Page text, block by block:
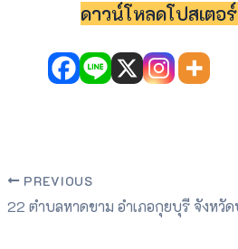
ดาวน์โหลดโปสเตอ
PREVIOUS
22 ตำบลหาดขาม อำเภอกุยบุรี จังหวั